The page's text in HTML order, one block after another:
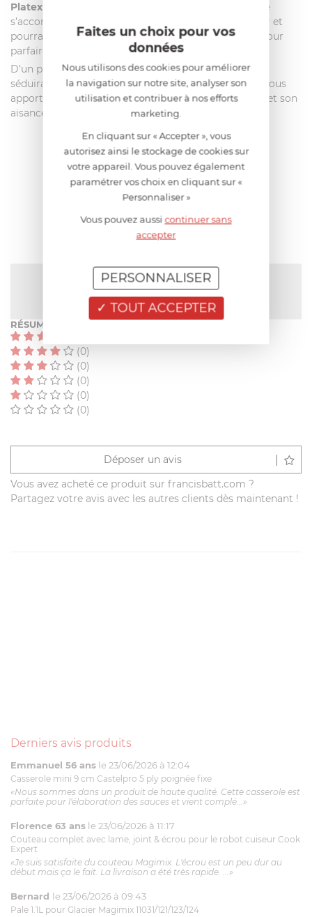
Platex
allie à la perfection élégance et discrétion. Elle
s’accordera facilement avec tous les styles d’intérieur et
pourra également servir de petit meuble d’appoint pour
parfaire votre décoration.
D’un premier abord,la desserte mobile Platexvous
séduira par son style et son élégance. À l’usage, elle vous
apportera satisfaction au quotidien par sa simplicité et son
aisance.
AIDE AU CHOIX
NOTE MOYENNE
Pas encore de note
RÉSUMÉ
(0)
(0)
(0)
(0)
(0)
Déposer un avis
Vous avez acheté ce produit sur francisbatt.com ?
Partagez votre avis avec les autres clients dès maintenant !
Derniers avis produits
Emmanuel 56 ans le 23/06/2026 à 12:04
Casserole mini 9 cm Castelpro 5 ply poignée fixe
«Nous sommes dans un produit de haute qualité. Cette casserole est
parfaite pour l'élaboration des sauces et vient complé...»
Florence 63 ans le 23/06/2026 à 11:17
Couteau complet avec lame, joint & écrou pour le robot cuiseur Cook
Expert
«Je suis satisfaite du couteau Magimix. L'écrou est un peu dur au
début mais ça le fait. La livraison a été très rapide. ...»
Bernard le 23/06/2026 à 09:43
Pale 1.1L pour Glacier Magimix 11031/121/123/124
Faites un choix pour vos
données
Nous utilisons des cookies pour améliorer
la navigation sur notre site, analyser son
utilisation et contribuer à nos efforts
marketing.
En cliquant sur « Accepter », vous
autorisez ainsi le stockage de cookies sur
votre appareil. Vous pouvez également
paramétrer vos choix en cliquant sur «
Personnaliser »
Vous pouvez aussicontinuer sans
accepter
TOUT ACCEPTER
PERSONNALISER